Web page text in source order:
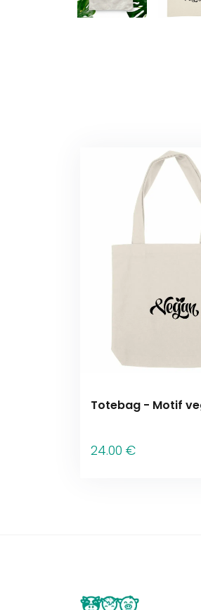
Totebag - Motif
24.00 €